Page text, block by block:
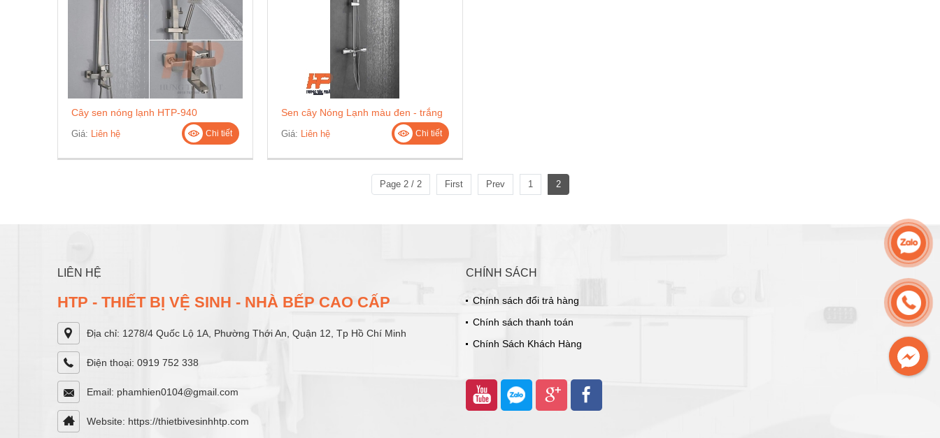
Cây sen nóng lạnh HTP-940
Giá: Liên hệ Chi tiết
Sen cây Nóng Lạnh màu đen - trắng
Giá: Liên hệ Chi tiết
Page 2 / 2 First Prev 1 2
LIÊN HỆ
HTP - THIẾT BỊ VỆ SINH - NHÀ BẾP CAO CẤP
Địa chỉ: 1278/4 Quốc Lộ 1A, Phường Thới An, Quận 12, Tp Hồ Chí Minh
Điện thoại: 0919 752 338
Email: phamhien0104@gmail.com
Website: https://thietbivesinhhtp.com
CHÍNH SÁCH
Chính sách đổi trả hàng
Chính sách thanh toán
Chính Sách Khách Hàng